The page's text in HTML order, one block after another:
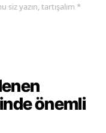
yazın, tartışalım *
önemli